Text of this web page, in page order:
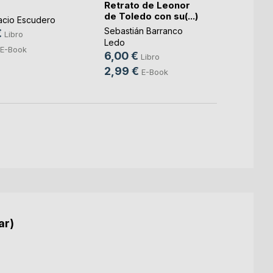
Escudero
Libro
E-Book
Retrato de Leonor
de Toledo con su(...)
Sebastián Barranco
Ledo
6,00 € Libro
2,99 € E-Book